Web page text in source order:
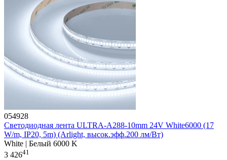
054928
Светодиодная лента ULTRA-A288-10mm 24V White6000 (17
W/m, IP20, 5m) (Arlight, высок.эфф.200 лм/Вт)
White | Белый 6000 K
3 42641